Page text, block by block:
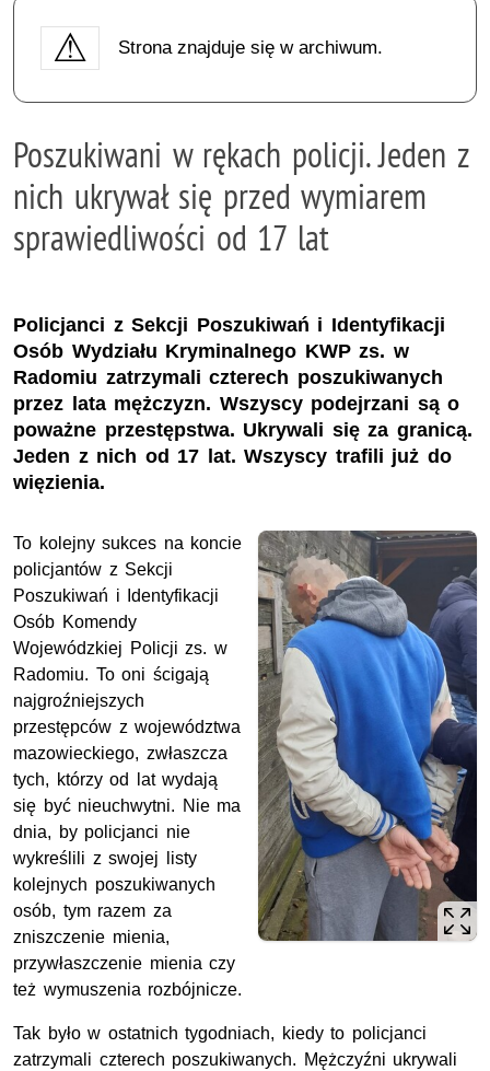
Strona znajduje się w archiwum.
Poszukiwani w rękach policji. Jeden z
nich ukrywał się przed wymiarem
sprawiedliwości od 17 lat
Policjanci z Sekcji Poszukiwań i Identyfikacji
Osób Wydziału Kryminalnego KWP zs. w
Radomiu zatrzymali czterech poszukiwanych
przez lata mężczyzn. Wszyscy podejrzani są o
poważne przestępstwa. Ukrywali się za granicą.
Jeden z nich od 17 lat. Wszyscy trafili już do
więzienia.
To kolejny sukces na koncie
policjantów z Sekcji
Poszukiwań i Identyfikacji
Osób Komendy
Wojewódzkiej Policji zs. w
Radomiu. To oni ścigają
najgroźniejszych
przestępców z województwa
mazowieckiego, zwłaszcza
tych, którzy od lat wydają
się być nieuchwytni. Nie ma
dnia, by policjanci nie
wykreślili z swojej listy
kolejnych poszukiwanych
osób, tym razem za
zniszczenie mienia,
przywłaszczenie mienia czy
też wymuszenia rozbójnicze.
Tak było w ostatnich tygodniach, kiedy to policjanci
zatrzymali czterech poszukiwanych. Mężczyźni ukrywali